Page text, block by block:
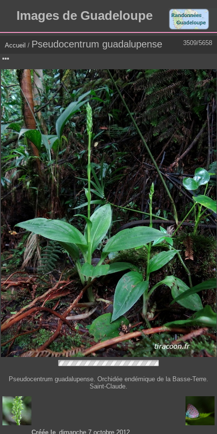
Images de Guadeloupe
3509/5658
Accueil / Pseudocentrum guadalupense
Pseudocentrum guadalupense. Orchidée endémique de la Basse-Terre.
Saint-Claude.
Créée le dimanche 7 octobre 2012